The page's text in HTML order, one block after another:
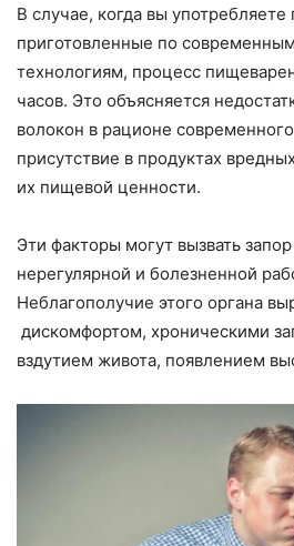
В случае, когда вы употребляете
приготовленные по
технологиям, процесс
часов. Это объясняется
волокон в рационе
присутствие в продуктах
их пищевой ценности.
Эти факторы могут вызвать
нерегулярной и болезненной
Неблагополучие этого органа
дискомфортом, хроническими
вздутием живота, появлением